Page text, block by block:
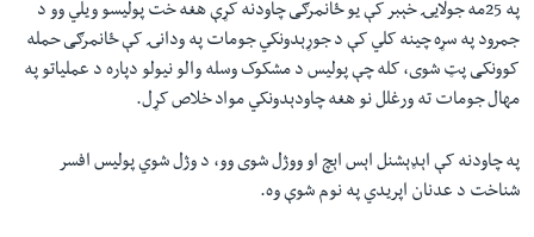
په 25مه جولايۍ خېبر کې يو ځانمرګی چاودنه کړې هغه خت پوليسو ويلي وو د
جمرود په سړه چینه کلي کې د جوړېدونکي جومات په ودانۍ کې ځانمرګی حمله
کوونکی پټ شوی، کله چې پولیس د مشکوک وسله والو نیولو دپاره د عملیاتو په
مهال جومات ته ورغلل نو هغه چاودېدونکي مواد خلاص کړل.
په چاودنه کې اېډېشنل اېس اېچ او ووژل شوی وو، د وژل شوي پولیس افسر
شناخت د عدنان اپریدي په نوم شوې وه.